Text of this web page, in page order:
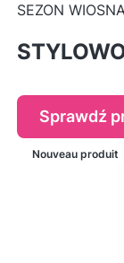
SEZON
Sprawdź
Nouveau produit